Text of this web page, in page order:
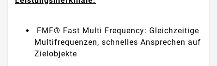
FMF® Fast Multi Frequency: Gleichzeitige
Multifrequenzen, schnelles Ansprechen auf
Zielobjekte